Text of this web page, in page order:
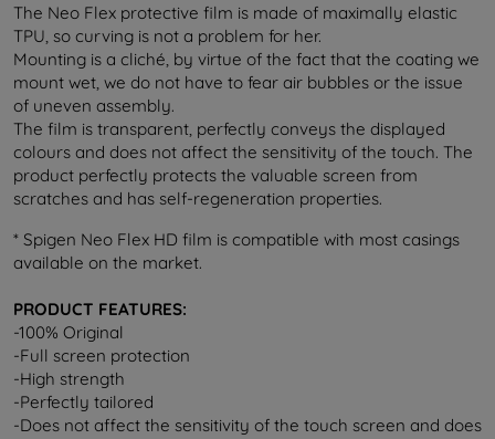
The Neo Flex protective film is made of maximally elastic
TPU, so curving is not a problem for her.
Mounting is a cliché, by virtue of the fact that the coating we
mount wet, we do not have to fear air bubbles or the issue
of uneven assembly.
The film is transparent, perfectly conveys the displayed
colours and does not affect the sensitivity of the touch. The
product perfectly protects the valuable screen from
scratches and has self-regeneration properties.
* Spigen Neo Flex HD film is compatible with most casings
available on the market.
PRODUCT FEATURES:
-100% Original
-Full screen protection
-High strength
-Perfectly tailored
-Does not affect the sensitivity of the touch screen and does